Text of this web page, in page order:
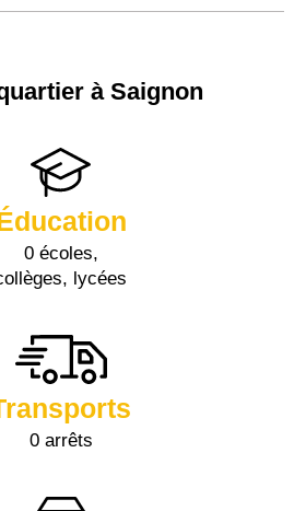
à Saignon
0 écoles,
lycées
0 arrêts